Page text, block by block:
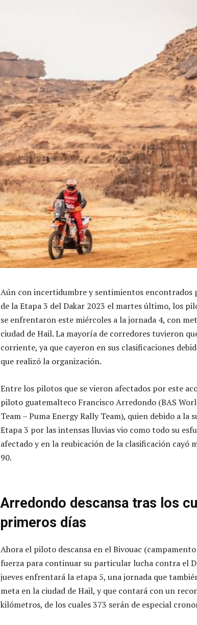
Aún con incertidumbre y sentimientos encontrados
de la Etapa 3 del Dakar 2023 el martes último, los
se enfrentaron este miércoles a la jornada 4, con
ciudad de Hail. La mayoría de corredores tuvieron
corriente, ya que cayeron en sus clasificaciones
que realizó la organización.
Entre los pilotos que se vieron afectados por este
piloto guatemalteco Francisco Arredondo (BAS
Team – Puma Energy Rally Team), quien debido a la
Etapa 3 por las intensas lluvias vio como todo su
afectado y en la reubicación de la clasificación cayó
90.
Arredondo descansa tras los
primeros días
Ahora el piloto descansa en el Bivouac
fuerza para continuar su particular lucha contra el
jueves enfrentará la etapa 5, una jornada que
meta en la ciudad de Hail, y que contará con un
kilómetros, de los cuales 373 serán de especial